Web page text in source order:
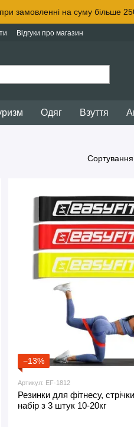
замовленні на суму більше
Відгуки про магазин
Одяг Взуття
−13%
Артикул: EF-1812
Резинки для фітнесу,
набір з 3 штук 10-20кг